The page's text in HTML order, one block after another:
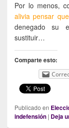
Por lo menos,
alivia pensar
denegado su
sustituir…
Comparte esto:
Publicado en
indefensión | Deja